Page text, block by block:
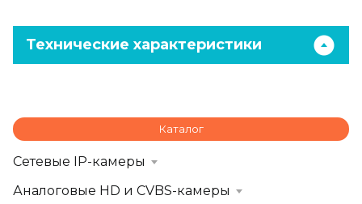
Технические характеристики
Каталог
Сетевые IP-камеры
Аналоговые HD и CVBS-камеры